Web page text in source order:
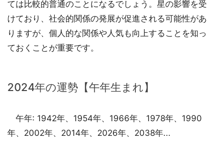
ては比較的普通のことになるでしょう。星の影響を受
けており、社会的関係の発展が促進される可能性があ
りますが、個人的な関係や人気も向上することを知っ
ておくことが重要です。
2024年の運勢【午年生まれ】
午年: 1942年、1954年、1966年、1978年、1990
年、2002年、2014年、2026年、2038年...